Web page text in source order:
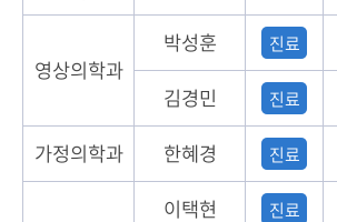
영상의학과
박성훈 진료
김경민 진료
가정의학과 한혜경 진료
이택현 진료